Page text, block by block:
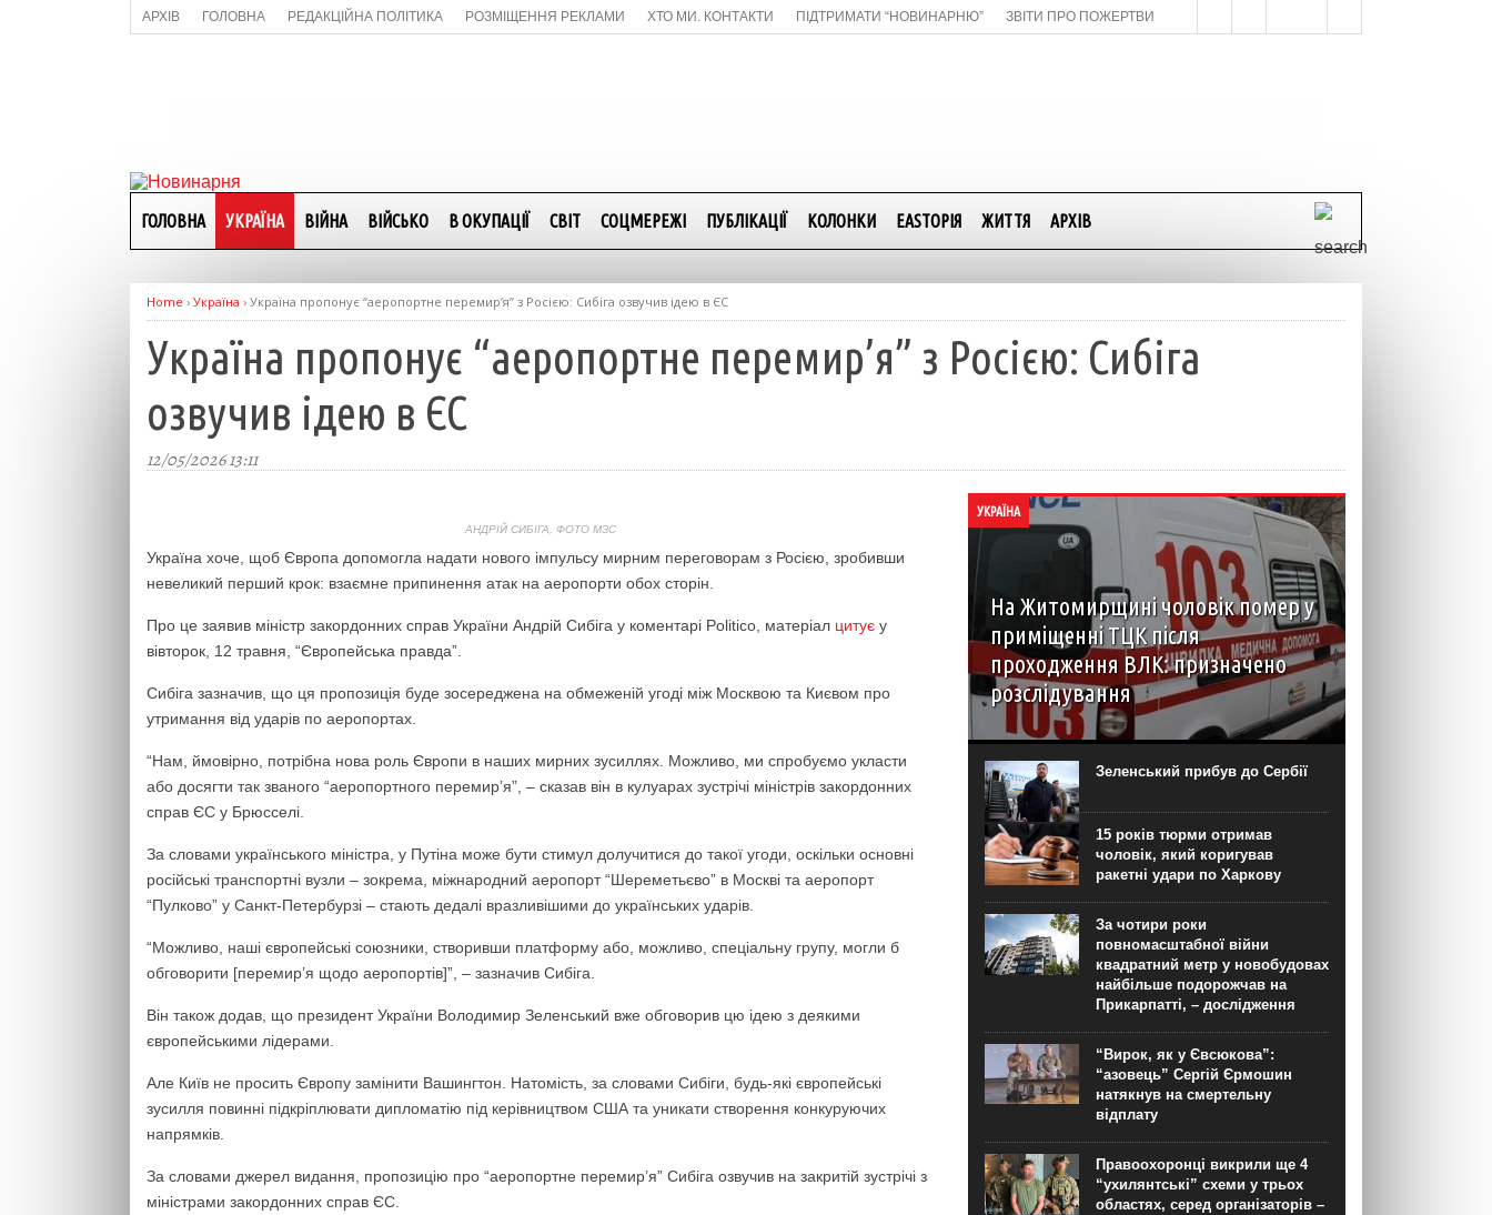
АРХІВ ГОЛОВНА РЕДАКЦІЙНА ПОЛІТИКА РОЗМІЩЕННЯ РЕКЛАМИ ХТО МИ. КОНТАКТИ ПІДТРИМАТИ “НОВИНАРНЮ” ЗВІТИ ПРО ПОЖЕРТВИ
ГОЛОВНА УКРАЇНА ВІЙНА ВІЙСЬКО В ОКУПАЦІЇ СВІТ СОЦМЕРЕЖІ ПУБЛІКАЦІЇ КОЛОНКИ EASTОРІЯ ЖИТТЯ АРХІВ
Home › Україна › Україна пропонує “аеропортне перемир’я” з Росією: Сибіга озвучив ідею в ЄС
Україна пропонує “аеропортне перемир’я” з Росією: Сибіга
озвучив ідею в ЄС
12/05/2026 13:11
АНДРІЙ СИБІГА, ФОТО МЗС
Україна хоче, щоб Європа допомогла надати нового імпульсу мирним переговорам з Росією, зробивши
невеликий перший крок: взаємне припинення атак на аеропорти обох сторін.
Про це заявив міністр закордонних справ України Андрій Сибіга у коментарі Politico, матеріал цитує у
вівторок, 12 травня, “Європейська правда”.
Сибіга зазначив, що ця пропозиція буде зосереджена на обмеженій угоді між Москвою та Києвом про
утримання від ударів по аеропортах.
“Нам, ймовірно, потрібна нова роль Європи в наших мирних зусиллях. Можливо, ми спробуємо укласти
або досягти так званого “аеропортного перемир’я”, – сказав він в кулуарах зустрічі міністрів закордонних
справ ЄС у Брюсселі.
За словами українського міністра, у Путіна може бути стимул долучитися до такої угоди, оскільки основні
російські транспортні вузли – зокрема, міжнародний аеропорт “Шереметьєво” в Москві та аеропорт
“Пулково” у Санкт-Петербурзі – стають дедалі вразливішими до українських ударів.
“Можливо, наші європейські союзники, створивши платформу або, можливо, спеціальну групу, могли б
обговорити [перемир’я щодо аеропортів]”, – зазначив Сибіга.
Він також додав, що президент України Володимир Зеленський вже обговорив цю ідею з деякими
європейськими лідерами.
Але Київ не просить Європу замінити Вашингтон. Натомість, за словами Сибіги, будь-які європейські
зусилля повинні підкріплювати дипломатію під керівництвом США та уникати створення конкуруючих
напрямків.
За словами джерел видання, пропозицію про “аеропортне перемир’я” Сибіга озвучив на закритій зустрічі з
міністрами закордонних справ ЄС.
УКРАЇНА
На Житомирщині чоловік помер у
приміщенні ТЦК після
проходження ВЛК: призначено
розслідування
6 серпня до територіального центру
комплектування на Житомирщині доставили
чоловіка, який фігурував як порушник правил
військового обліку. Під час перебування у
приміщенні він знепритомнів, а потім помер. Про
інцидент...
Зеленський прибув до Сербії
15 років тюрми отримав
чоловік, який коригував
ракетні удари по Харкову
За чотири роки
повномасштабної війни
квадратний метр у новобудовах
найбільше подорожчав на
Прикарпатті, – дослідження
“Вирок, як у Євсюкова”:
“азовець” Сергій Єрмошин
натякнув на смертельну
відплату
Правоохоронці викрили ще 4
“ухилянтські” схеми у трьох
областях, серед організаторів –